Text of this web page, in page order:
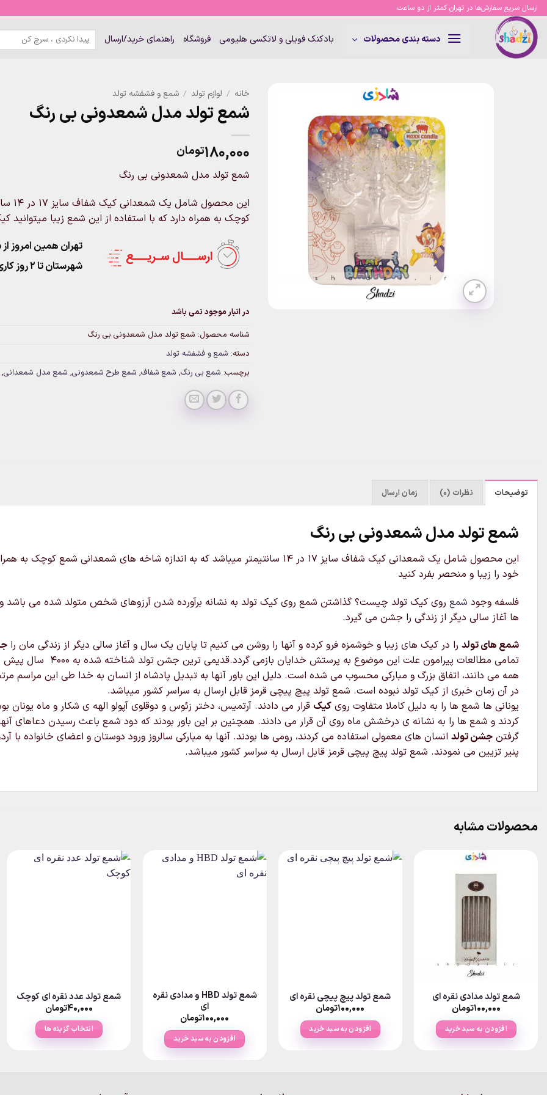
Skip
content
ارسال سریع سفارش‌ها در تهران کمتر از دو ساعت
دسته بندی محصولات بادکنک فویلی و لاتکسی هلیومی فروشگاه راهنمای خرید/ارسال
جستجو
برای:
خانه / لوازم تولد / شمع و فشفشه تولد
شمع تولد مدل شمعدونی بی رنگ
۱۸۰,۰۰۰تومان
شمع تولد مدل شمعدونی بی رنگ
کوچک به همراه دارد که با استفاده از این شمع زیبا
تهران همین امروز از ساعت ۱۱-
شهرستان تا 2 روز کاری تحویل پست
در انبار موجود نمی باشد
شناسه محصول: شمع تولد مدل شمعدونی بی رنگ
دسته: شمع و فشفشه تولد
برچسب: شمع بی رنگ, شمع شفاف, شمع طرح شمعدونی, شمع مدل شمعدانی,
توضیحات نظرات (0) زمان ارسال
شمع تولد مدل شمعدونی بی رنگ
این محصول شامل یک شمعدانی کیک شفاف سایز 17 در 14 سانتیمتر میباشد که به اندازه شاخه های
خود را زیبا و منحصر بفرد کنید
فلسفه وجود شمع روی کیک تولد چیست؟ گذاشتن شمع روی کیک تولد به نشانه برآورده شدن آرزوهای شخص متولد شده می
ها آغاز سالی دیگر از زندگی را جشن می گیرد.
شمع های تولد را در کیک های زیبا و خوشمزه فرو کرده و آنها را روشن می کنیم تا پایان یک سال و آغاز سالی دیگر از زندگی مان را
تمامی مطالعات پیرامون علت این موضوع به پرستش خدایان بازمی گردد.قدیمی ترین جشن تولد شناخته شده به ۴۰۰۰ سال پیش بازمی گردد. در مصر باستان
همه می دانند، اتفاق بزرگ و مبارکی محسوب می شده است. دلیل این باور آنها به تبدیل پادشاه از انسان به خدا طی این مراسم
در آن زمان خبری از کیک تولد نبوده است. شمع تولد پیچ پیچی قرمز قابل ارسال به سراسر کشور میباشد.
یونانی ها شمع ها را به دلیل کاملا متفاوت روی کیک قرار می دادند. آرتمیس، دختر زئوس و دوقلوی آپولو الهه ی شکار و ماه
کردند و شمع ها را به نشانه ی درخشش ماه روی آن قرار می دادند. همچنین بر این باور بودند که دود شمع باعث رسیدن دعاهای
گرفتن جشن تولد انسان های معمولی استفاده می کردند، رومی ها بودند. آنها به مبارکی سالروز ورود دوستان و اعضای خانواده
پنیر تزیین می نمودند. شمع تولد پیچ پیچی قرمز قابل ارسال به سراسر کشور میباشد.
محصولات مشابه
شمع تولد مدادی نقره ای
۱۰۰,۰۰۰تومان
افزودن به سبد خرید
شمع تولد پیچ پیچی نقره ای
۱۰۰,۰۰۰تومان
افزودن به سبد خرید
شمع تولد HBD و مدادی نقره
ای
۱۰۰,۰۰۰تومان
افزودن به سبد خرید
شمع تولد عدد نقره ای کوچک
۴۰,۰۰۰تومان
انتخاب گزینه ها